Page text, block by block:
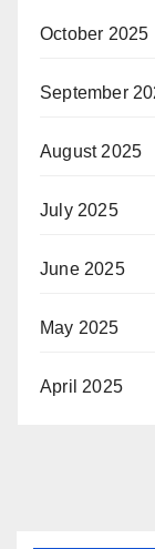
October 2025
September
August 2025
July 2025
June 2025
May 2025
April 2025